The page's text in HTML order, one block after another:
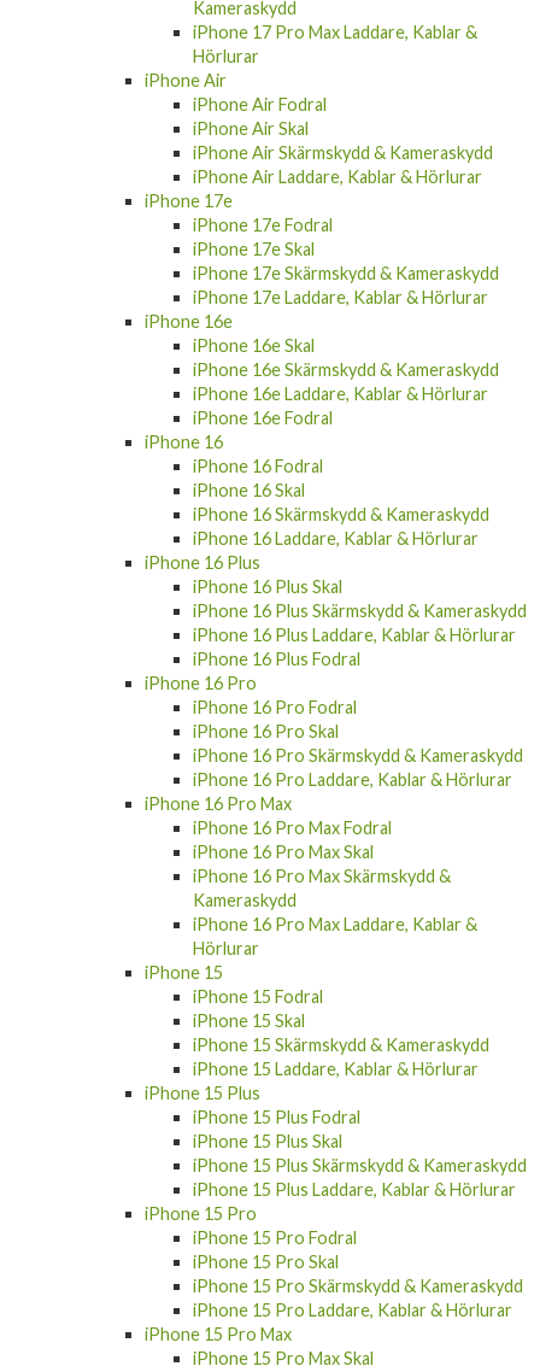
Kameraskydd
iPhone 17 Pro Max Laddare, Kablar &
Hörlurar
iPhone Air
iPhone Air Fodral
iPhone Air Skal
iPhone Air Skärmskydd & Kameraskydd
iPhone Air Laddare, Kablar & Hörlurar
iPhone 17e
iPhone 17e Fodral
iPhone 17e Skal
iPhone 17e Skärmskydd & Kameraskydd
iPhone 17e Laddare, Kablar & Hörlurar
iPhone 16e
iPhone 16e Skal
iPhone 16e Skärmskydd & Kameraskydd
iPhone 16e Laddare, Kablar & Hörlurar
iPhone 16e Fodral
iPhone 16
iPhone 16 Fodral
iPhone 16 Skal
iPhone 16 Skärmskydd & Kameraskydd
iPhone 16 Laddare, Kablar & Hörlurar
iPhone 16 Plus
iPhone 16 Plus Skal
iPhone 16 Plus Skärmskydd & Kameraskydd
iPhone 16 Plus Laddare, Kablar & Hörlurar
iPhone 16 Plus Fodral
iPhone 16 Pro
iPhone 16 Pro Fodral
iPhone 16 Pro Skal
iPhone 16 Pro Skärmskydd & Kameraskydd
iPhone 16 Pro Laddare, Kablar & Hörlurar
iPhone 16 Pro Max
iPhone 16 Pro Max Fodral
iPhone 16 Pro Max Skal
iPhone 16 Pro Max Skärmskydd &
Kameraskydd
iPhone 16 Pro Max Laddare, Kablar &
Hörlurar
iPhone 15
iPhone 15 Fodral
iPhone 15 Skal
iPhone 15 Skärmskydd & Kameraskydd
iPhone 15 Laddare, Kablar & Hörlurar
iPhone 15 Plus
iPhone 15 Plus Fodral
iPhone 15 Plus Skal
iPhone 15 Plus Skärmskydd & Kameraskydd
iPhone 15 Plus Laddare, Kablar & Hörlurar
iPhone 15 Pro
iPhone 15 Pro Fodral
iPhone 15 Pro Skal
iPhone 15 Pro Skärmskydd & Kameraskydd
iPhone 15 Pro Laddare, Kablar & Hörlurar
iPhone 15 Pro Max
iPhone 15 Pro Max Skal